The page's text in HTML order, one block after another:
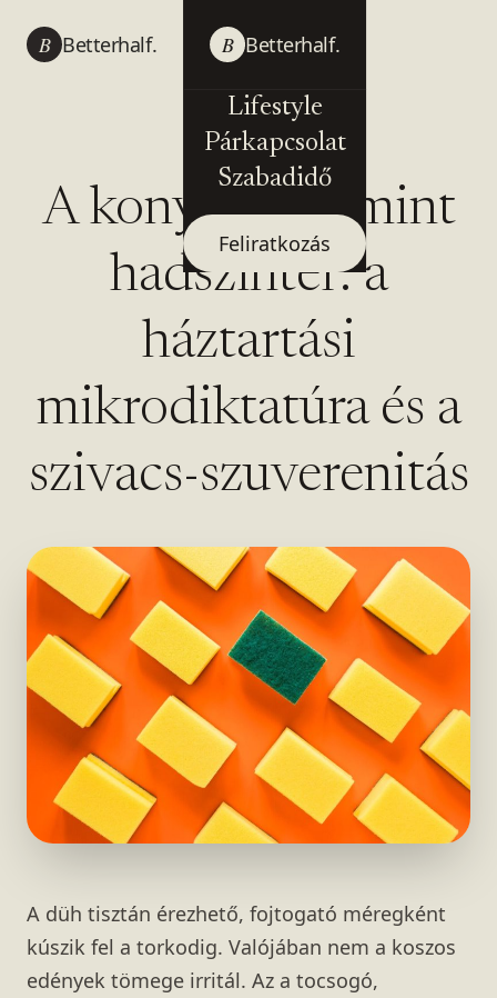
B Betterhalf. B Betterhalf.
Lifestyle
Párkapcsolat
Szabadidő
Feliratkozás
A konyhapult mint
hadszíntér: a
háztartási
mikrodiktatúra és a
szivacs-szuverenitás
A düh tisztán érezhető, fojtogató méregként
kúszik fel a torkodig. Valójában nem a koszos
edények tömege irritál. Az a tocsogó,